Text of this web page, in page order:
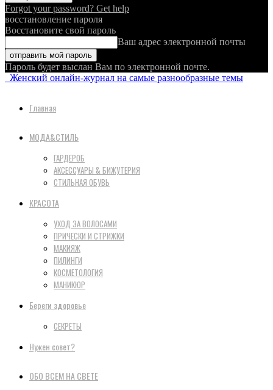
Forgot your password? Get help
восстановление пароля
Восстановите свой пароль
Ваш адрес электронной почты
Пароль будет выслан Вам по электронной почте.
Женский онлайн-журнал на самые разнообразные темы
Главная
МОДА&СТИЛЬ
ГАРДЕРОБ
АКСЕССУАРЫ & БИЖУТЕРИЯ
СТИЛЬНАЯ ОБУВЬ
КРАСОТА
УХОД ЗА ВОЛОСАМИ
ПРИЧЕСКИ И СТРИЖКИ
МАКИЯЖ
ПИЛИНГИ
КОСМЕТОЛОГИЯ
МАНИКЮР
Береги здоровье
СЕКРЕТЫ
Нужен совет?
ОБО ВСЕМ НА СВЕТЕ